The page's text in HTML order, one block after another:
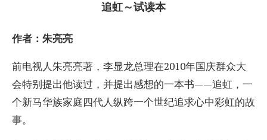
追虹～试读本
作者：朱亮亮
前电视人朱亮亮著，李显龙总理在2010年国庆群众大
会特别提出他读过，并提出感想的一本书——追虹，一
个新马华族家庭四代人纵跨一个世纪追求心中彩虹的故
事。